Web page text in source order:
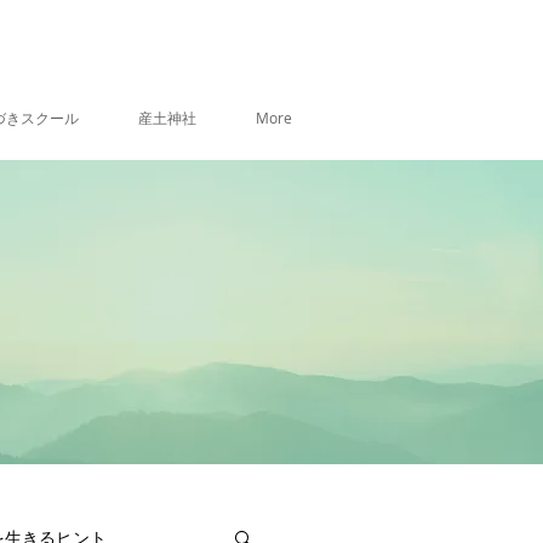
きスクール 産土神社 More
きるヒント